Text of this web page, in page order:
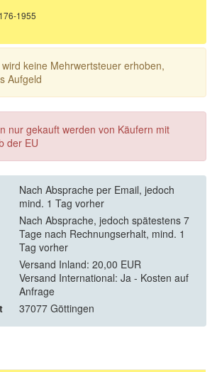
1955
keine Mehrwertsteuer erhoben,
Aufgeld
nur gekauft werden von Käufern mit
der EU
Nach Absprache per Email, jedoch
mind. 1 Tag vorher
Nach Absprache, jedoch spätestens 7
Tage nach Rechnungserhalt, mind. 1
Tag vorher
Versand Inland: 20,00 EUR
Versand International: Ja - Kosten auf
Anfrage
37077 Göttingen